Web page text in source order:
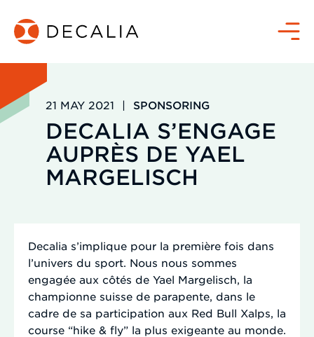
content
Menu
21 MAY 2021 | SPONSORING
DECALIA S’ENGAGE
AUPRÈS DE YAEL
MARGELISCH
Decalia s’implique pour la première fois dans
l’univers du sport. Nous nous sommes
engagée aux côtés de Yael Margelisch, la
championne suisse de parapente, dans le
cadre de sa participation aux Red Bull Xalps, la
course “hike & fly” la plus exigeante au monde.